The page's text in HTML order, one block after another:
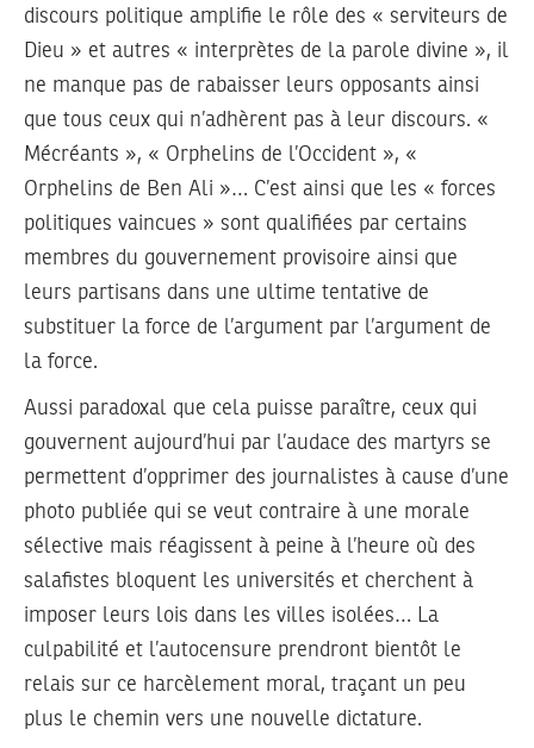
discours politique amplifie le rôle des « serviteurs de
Dieu » et autres « interprètes de la parole divine », il
ne manque pas de rabaisser leurs opposants ainsi
que tous ceux qui n’adhèrent pas à leur discours. «
Mécréants », « Orphelins de l’Occident », «
Orphelins de Ben Ali »… C’est ainsi que les « forces
politiques vaincues » sont qualifiées par certains
membres du gouvernement provisoire ainsi que
leurs partisans dans une ultime tentative de
substituer la force de l’argument par l’argument de
la force.
Aussi paradoxal que cela puisse paraître, ceux qui
gouvernent aujourd’hui par l’audace des martyrs se
permettent d’opprimer des journalistes à cause d’une
photo publiée qui se veut contraire à une morale
sélective mais réagissent à peine à l’heure où des
salafistes bloquent les universités et cherchent à
imposer leurs lois dans les villes isolées… La
culpabilité et l’autocensure prendront bientôt le
relais sur ce harcèlement moral, traçant un peu
plus le chemin vers une nouvelle dictature.